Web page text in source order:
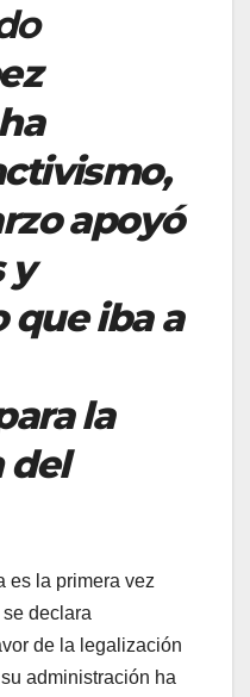
apoyó
y
que iba a
la
del
es la primera vez
declara
de la legalización
administración ha